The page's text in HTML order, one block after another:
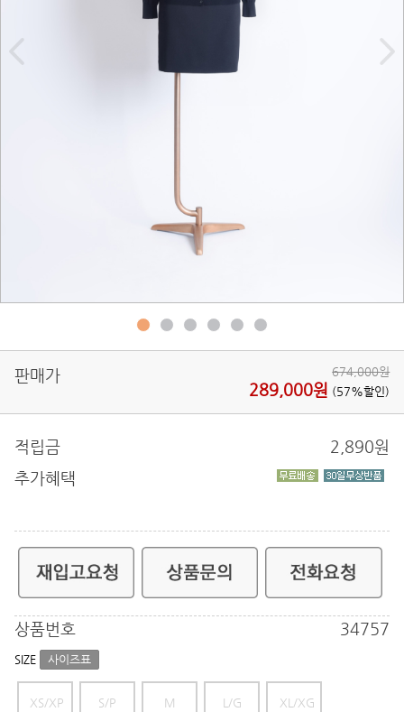
판매가 674,000원
289,000원 (57%할인)
적립금 2,890원
추가혜택
상품번호 34757
SIZE 사이즈표
XS/XP S/P M L/G XL/XG